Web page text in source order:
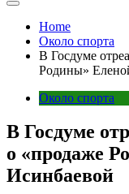
Home
Около спорта
В Госдуме
Родины»
Около спорта
В Госдуме
о «продаже
Исинбаевой